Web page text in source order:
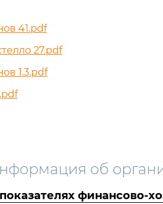
41.pdf
27.pdf
1.3.pdf
об
финансово-